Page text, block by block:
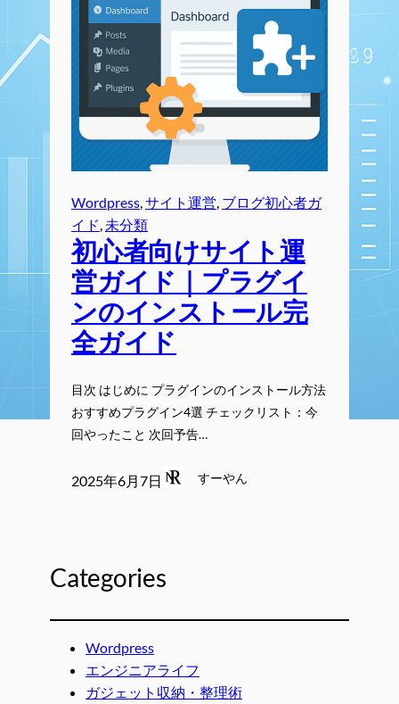
Wordpress, サイト運営, ブログ初心者ガ
イド, 未分類
初心者向けサイト運
営ガイド｜プラグイ
ンのインストール完
全ガイド
目次 はじめに プラグインのインストール方法
おすすめプラグイン4選 チェックリスト：今
回やったこと 次回予告…
2025年6月7日 すーやん
Categories
Wordpress
エンジニアライフ
ガジェット収納・整理術